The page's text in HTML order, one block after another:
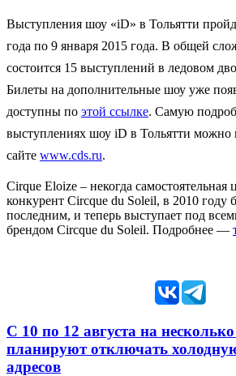
Выступления шоу «iD» в Тольятти
года по 9 января 2015 года. В общей
состоится 15 выступлений в ледовом
Билеты на дополнительные шоу уже
доступны по этой ссылке. Самую
выступлениях шоу iD в Тольятти можно
сайте www.cds.ru.
Cirque Eloize – некогда самостоятельная
конкурент Circque du Soleil, в 2010 году
последним, и теперь выступает под
брендом Circque du Soleil. Подробнее —
С 10 по 12 августа на
планируют отключать
адресов